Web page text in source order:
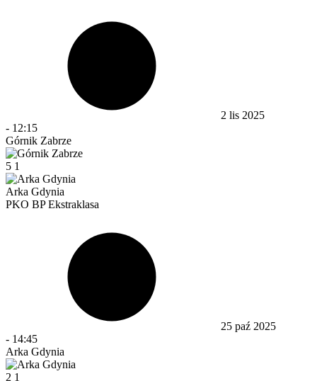
2 lis 2025
- 12:15
Górnik Zabrze
5 1
Arka Gdynia
PKO BP Ekstraklasa
25 paź 2025
- 14:45
Arka Gdynia
2 1